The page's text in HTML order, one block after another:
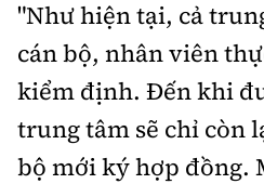
"Như hiện tại, cả
cán bộ, nhân viên
kiểm định. Đến khi
trung tâm sẽ chỉ còn
bộ mới ký hợp đồng.